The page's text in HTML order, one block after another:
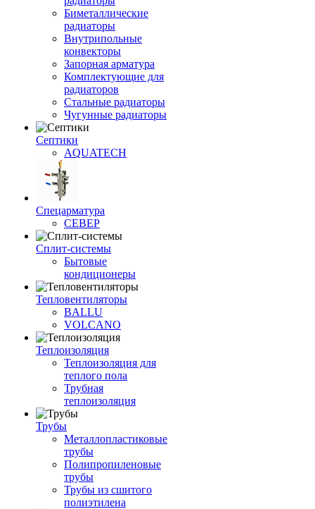
Биметаллические
радиаторы
Внутрипольные
конвекторы
Запорная арматура
Комплектующие для
радиаторов
Стальные радиаторы
Чугунные радиаторы
Септики
AQUATECH
Спецарматура
СЕВЕР
Сплит-системы
Бытовые
кондиционеры
Тепловентиляторы
BALLU
VOLCANO
Теплоизоляция
Теплоизоляция для
теплого пола
Трубная
теплоизоляция
Трубы
Металлопластиковые
трубы
Полипропиленовые
трубы
Трубы из сшитого
полиэтилена